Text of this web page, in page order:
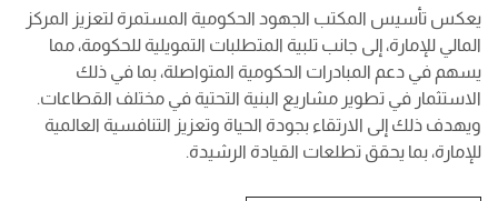
يعكس تأسيس المكتب الجهود الحكومية المستمرة لتعزيز المركز
المالي للإمارة، إلى جانب تلبية المتطلبات التمويلية للحكومة، مما
يسهم في دعم المبادرات الحكومية المتواصلة، بما في ذلك
الاستثمار في تطوير مشاريع البنية التحتية في مختلف القطاعات.
ويهدف ذلك إلى الارتقاء بجودة الحياة وتعزيز التنافسية العالمية
للإمارة، بما يحقق تطلعات القيادة الرشيدة.